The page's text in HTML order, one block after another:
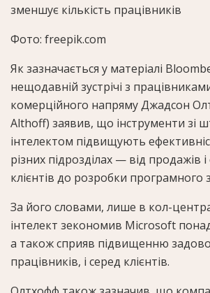
зменшує кількість працівників
Фото: freepik.com
Як зазначається у матеріалі
нещодавній зустрічі з
комерційного напряму Джадсон
Althoff) заявив, що інструменти зі
інтелектом підвищують
різних підрозділах — від продажів
клієнтів до розробки програмного
За його словами, лише в кол-
інтелект зекономив Microsoft
а також сприяв підвищенню
працівників, і серед клієнтів.